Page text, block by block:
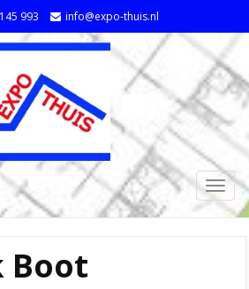
993 info@expo-thuis.nl
Boot